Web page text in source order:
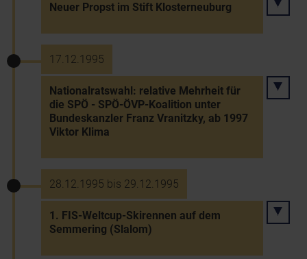
Neuer Propst im Stift Klosterneuburg
17.12.1995
Nationalratswahl: relative Mehrheit für
die SPÖ - SPÖ-ÖVP-Koalition unter
Bundeskanzler Franz Vranitzky, ab 1997
Viktor Klima
28.12.1995 bis 29.12.1995
1. FIS-Weltcup-Skirennen auf dem
Semmering (Slalom)